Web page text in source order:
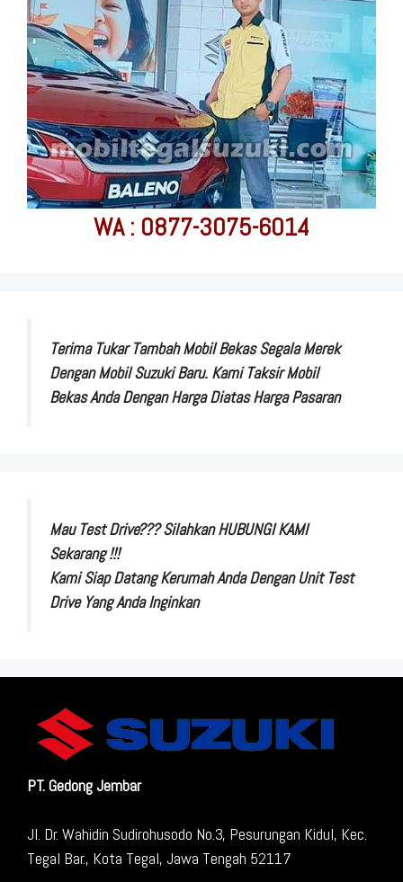
WA : 0877-3075-6014
Terima Tukar Tambah Mobil Bekas Segala Merek
Dengan Mobil Suzuki Baru. Kami Taksir Mobil
Bekas Anda Dengan Harga Diatas Harga Pasaran
Mau Test Drive??? Silahkan HUBUNGI KAMI
Sekarang !!!
Kami Siap Datang Kerumah Anda Dengan Unit Test
Drive Yang Anda Inginkan
PT. Gedong Jembar
Jl. Dr. Wahidin Sudirohusodo No.3, Pesurungan Kidul, Kec.
Tegal Bar., Kota Tegal, Jawa Tengah 52117